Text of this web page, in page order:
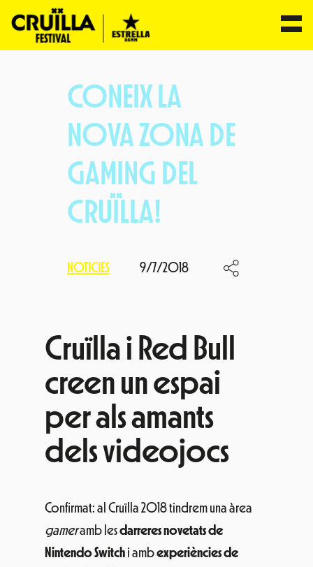
CONEIX LA
NOVA ZONA DE
GAMING DEL
CRUÏLLA!
NOTICIES 9/7/2018
Cruïlla i Red Bull
creen un espai
per als amants
dels videojocs
Confirmat: al Cruïlla 2018 tindrem una àrea
gameramb lesdarreres novetats de
Nintendo Switch i ambexperiències de